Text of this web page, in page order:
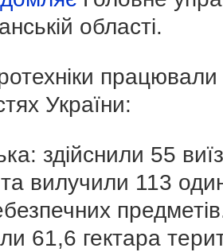
області.
працювали
України:
здійснили 55
вилучили 113
61,6 гектара